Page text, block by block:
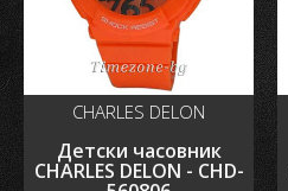
CHARLES DELON
Детски часовник
CHARLES DELON - CHD-